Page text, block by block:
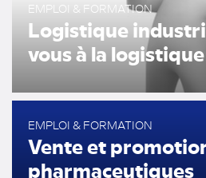
EMPLOI & FORMATION
Logistique
vous à la
EMPLOI & FORMATION
Vente et
pharmaceutiques